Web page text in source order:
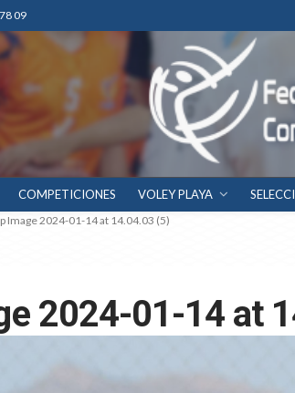
09
COMPETICIONES VOLEY PLAYA
Image 2024-01-14 at 14.04.03 (5)
2024-01-14 at